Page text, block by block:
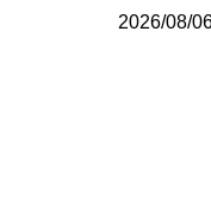
2026/08/